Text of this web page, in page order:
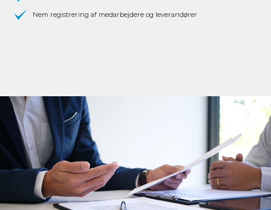
Nem registrering af medarbejdere og leverandører